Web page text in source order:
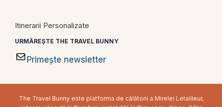
Itinerarii Personalizate
URMĂREȘTE THE TRAVEL BUNNY
Primește newsletter
The Travel Bunny este platforma de călătorii a Mirelei Letailleur,